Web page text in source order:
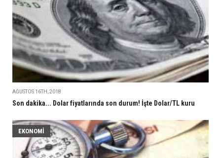
AĞUSTOS 16TH, 2018
Son dakika... Dolar fiyatlarında son durum! İşte Dolar/TL kuru
EKONOMI